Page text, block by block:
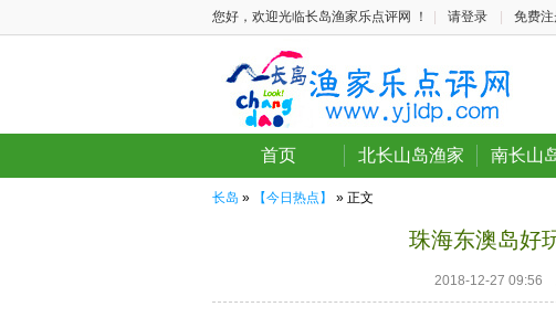
您好，欢迎光临长岛渔家乐点评网 ！ 请登录 免费
首页 北长山岛渔家 南长山
长岛 » 【今日热点】 » 正文
珠海东澳岛好
2018-12-27 09:56